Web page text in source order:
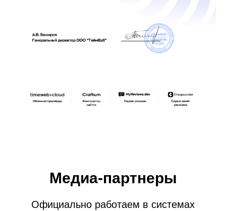
Медиа-партнеры
Официально работаем в системах